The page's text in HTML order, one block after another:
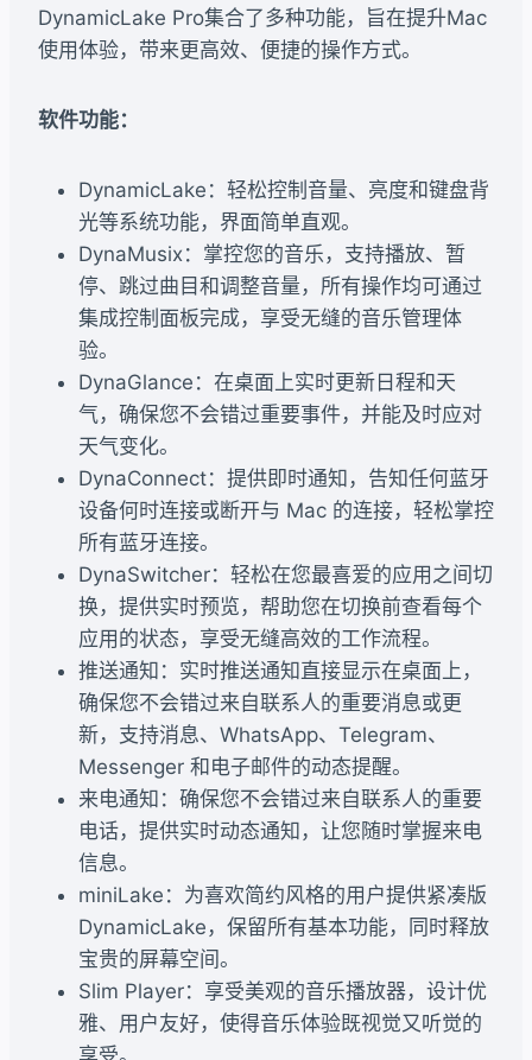
DynamicLake Pro集合了多种功能，旨在提升Mac
使用体验，带来更高效、便捷的操作方式。
软件功能：
DynamicLake：轻松控制音量、亮度和键盘背
光等系统功能，界面简单直观。
DynaMusix：掌控您的音乐，支持播放、暂
停、跳过曲目和调整音量，所有操作均可通过
集成控制面板完成，享受无缝的音乐管理体
验。
DynaGlance：在桌面上实时更新日程和天
气，确保您不会错过重要事件，并能及时应对
天气变化。
DynaConnect：提供即时通知，告知任何蓝牙
设备何时连接或断开与 Mac 的连接，轻松掌控
所有蓝牙连接。
DynaSwitcher：轻松在您最喜爱的应用之间切
换，提供实时预览，帮助您在切换前查看每个
应用的状态，享受无缝高效的工作流程。
推送通知：实时推送通知直接显示在桌面上，
确保您不会错过来自联系人的重要消息或更
新，支持消息、WhatsApp、Telegram、
Messenger 和电子邮件的动态提醒。
来电通知：确保您不会错过来自联系人的重要
电话，提供实时动态通知，让您随时掌握来电
信息。
miniLake：为喜欢简约风格的用户提供紧凑版
DynamicLake，保留所有基本功能，同时释放
宝贵的屏幕空间。
Slim Player：享受美观的音乐播放器，设计优
雅、用户友好，使得音乐体验既视觉又听觉的